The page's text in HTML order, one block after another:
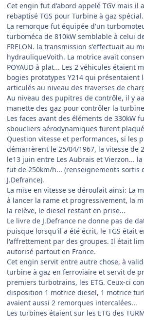
Cet engin fut d'abord appelé TGV mais il
rebaptisé TGS pour Turbine à gaz spécial.
La remorque fut équipée d'un
turboméca de 810kW semblable à celui
FRELON. la transmission s'effectuait au
hydrauliqueVoith. La motrice avait
POYAUD à plat... Les 2 véhicules étaient
bogies prototypes Y214 qui
articulés au niveau des traverses de
Au niveau des pupitres de contrôle, il y
manette des gaz pour contrôler la
Les faces avant des éléments de 330kW
sboucliers aérodynamiques furent
Question vitesse et performances, si les
démarrèrent le 25/04/1967, la vitesse de
le13 juin entre Les Aubrais et Vierzon...
fut de 250km/h... (renseignements sortis
J.Defrance).
La mise en vitesse se déroulait ainsi: La
à lancer la rame et progressivement, la
la relève, le diesel restant en prise...
Le livre de J.Defrance ne donne pas de
puisque lorsqu'il a été écrit, le TGS était
l'affrettement par des groupes. Il était
autorisé partout en France.
Cet engin servit entre autre chose, à
turbine à gaz en ferroviaire et servit de
premiers turbotrains, les ETG. Ceux-ci
disposition 1 motrice diesel, 1 motrice
avaient aussi 2 remorques intercalées...
Les turbines étaient sur les ETG des